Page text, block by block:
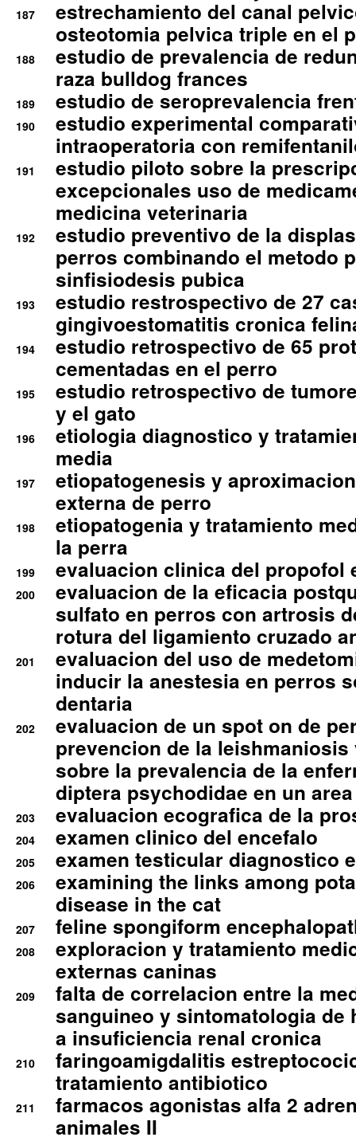
187
estrechamiento del canal
osteotomia pelvica triple en el
188
estudio de prevalencia de
raza bulldog frances
189 estudio de seroprevalencia
190
estudio experimental
intraoperatoria con
191
estudio piloto sobre la
excepcionales uso de
medicina veterinaria
192
estudio preventivo de la
perros combinando el metodo
sinfisiodesis pubica
193
estudio restrospectivo de 27
gingivoestomatitis cronica
194
estudio retrospectivo de 65
cementadas en el perro
195
estudio retrospectivo de
y el gato
196
etiologia diagnostico y
media
197
etiopatogenesis y
externa de perro
198
etiopatogenia y tratamiento
la perra
199 evaluacion clinica del propofol
200
evaluacion de la eficacia
sulfato en perros con artrosis
rotura del ligamiento cruzado
201
evaluacion del uso de
inducir la anestesia en perros
dentaria
202
evaluacion de un spot on de
prevencion de la
sobre la prevalencia de la
diptera psychodidae en un
203 evaluacion ecografica de la
204 examen clinico del encefalo
205 examen testicular diagnostico
206
examining the links among
disease in the cat
207 feline spongiform
208
exploracion y tratamiento
externas caninas
209
falta de correlacion entre la
sanguineo y sintomatologia de
a insuficiencia renal cronica
210
faringoamigdalitis
tratamiento antibiotico
211
farmacos agonistas alfa 2
animales II